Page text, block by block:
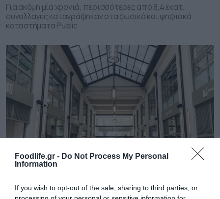
Foodlife.gr - Do Not Process My Personal
Information
If you wish to opt-out of the sale, sharing to third parties, or
Για ακόμη μία χρονιά, περισσότερες από 8,4 εκατ.
συναλλαγές καταγράφηκαν στα φυσικά και ψηφιακά
καταστήματα Public
Στοά Αρσακείου: Ποια καταστήματα